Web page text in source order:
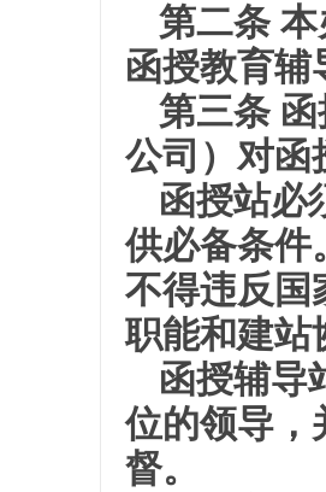
第二条
函授教育辅
第三条
公司）对函
函授站必
供必备条件
不得违反国
职能和建站
函授辅导
位的领导，
督。